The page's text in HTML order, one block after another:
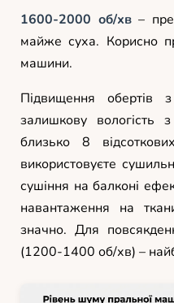
1600-2000 об/хв–
майже суха. Корисно
машини.
Підвищення
залишкову
близько 8
використовуєте
сушіння на балконі
навантаження на
значно. Для
(1200-1400 об/хв) –